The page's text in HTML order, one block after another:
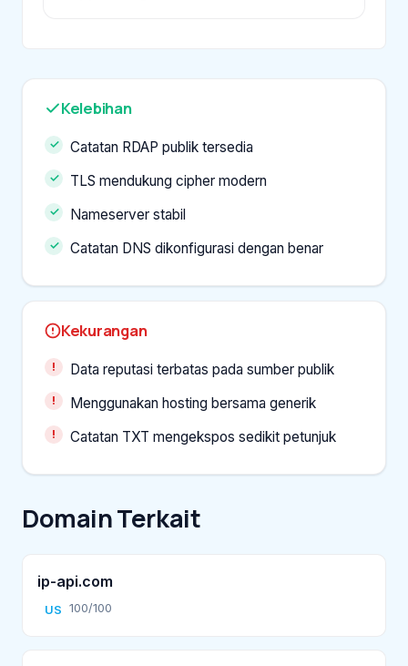
Kelebihan
Catatan RDAP publik tersedia
TLS mendukung cipher modern
Nameserver stabil
Catatan DNS dikonfigurasi dengan benar
Kekurangan
Data reputasi terbatas pada sumber publik
Menggunakan hosting bersama generik
Catatan TXT mengekspos sedikit petunjuk
Domain Terkait
ip-api.com
US 100/100